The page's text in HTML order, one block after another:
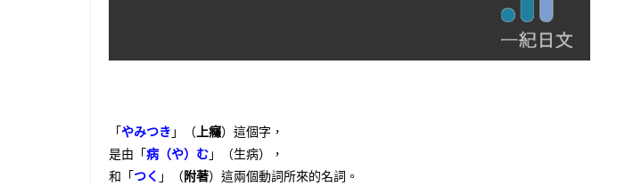
「やみつき 」（上癮）這個字，
是由「病（や）む」（生病），
和「つく 」（附著）這兩個動詞所來的名詞。